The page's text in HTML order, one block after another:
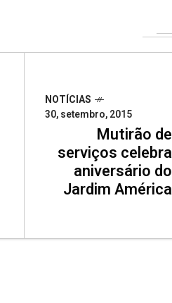
NOTÍCIAS
30, setembro, 2015
Mutirão de
serviços celebra
aniversário do
Jardim América